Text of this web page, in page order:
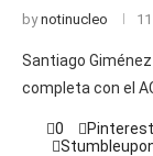
bynotinucleo
Santiago
completa con el
0 Pinterest